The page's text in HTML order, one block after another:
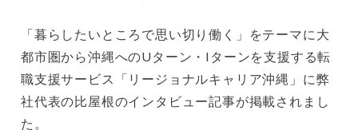
「暮らしたいところで思い切り働く」をテーマに大
都市圏から沖縄へのUターン・Iターンを支援する転
職支援サービス「リージョナルキャリア沖縄」に弊
社代表の比屋根のインタビュー記事が掲載されまし
た。